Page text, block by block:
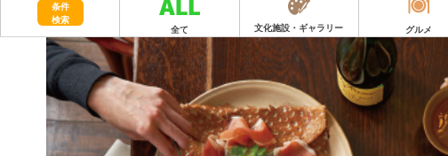
条件
検索
全て
文化施設・ギャラリー グルメ